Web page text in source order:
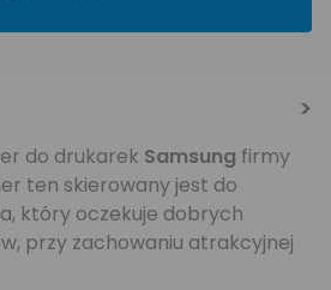
do drukarek Samsung firmy
ten skierowany jest do
który oczekuje dobrych
przy zachowaniu atrakcyjnej